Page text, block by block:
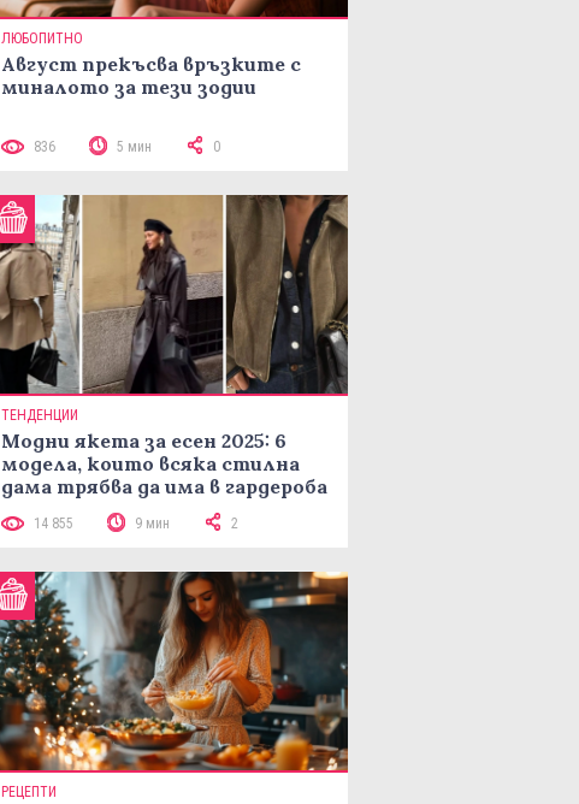
ЛЮБОПИТНО
Август прекъсва връзките с
миналото за тези зодии
836 5 мин 0
ТЕНДЕНЦИИ
Модни якета за есен 2025: 6
модела, които всяка стилна
дама трябва да има в гардероба
14 855 9 мин 2
РЕЦЕПТИ